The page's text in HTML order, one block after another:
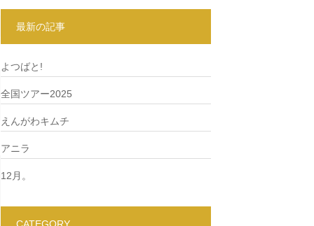
最新の記事
よつばと!
全国ツアー2025
えんがわキムチ
アニラ
12月。